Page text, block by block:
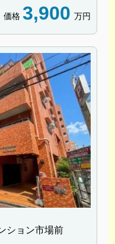
価格 3,900 万円
ション市場前